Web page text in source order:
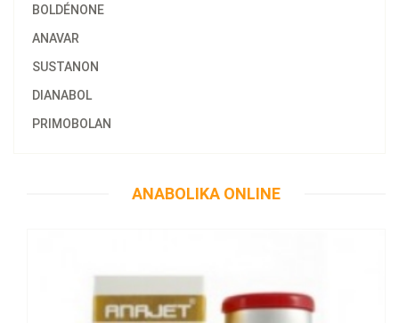
BOLDÉNONE
ANAVAR
SUSTANON
DIANABOL
PRIMOBOLAN
ANABOLIKA ONLINE
Kaufen